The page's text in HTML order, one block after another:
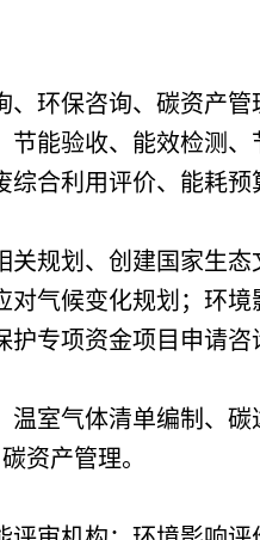
环保咨询、碳资产管
节能验收、能效检测
综合利用评价、能耗
关规划、创建国家生
气候变化规划；环
护专项资金项目申请
室气体清单编制、
资产管理。